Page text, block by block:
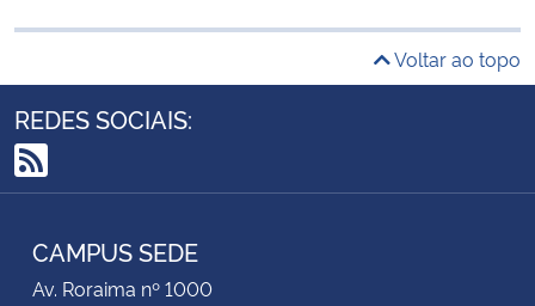
Planalto
Voltar ao topo
REDES SOCIAIS:
RSS
CAMPUS SEDE
Av. Roraima nº 1000